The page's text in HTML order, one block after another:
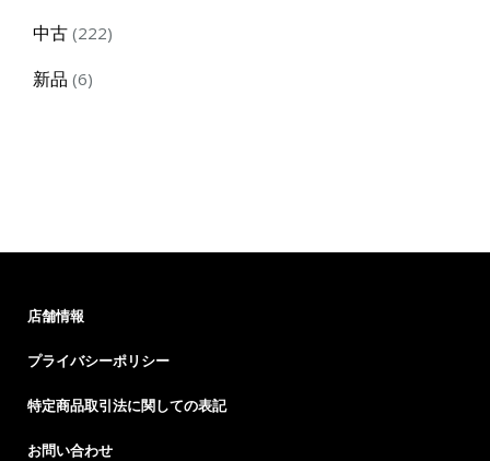
中古 222222
新品 66
店舗情報
プライバシーポリシー
特定商品取引法に関しての表記
お問い合わせ